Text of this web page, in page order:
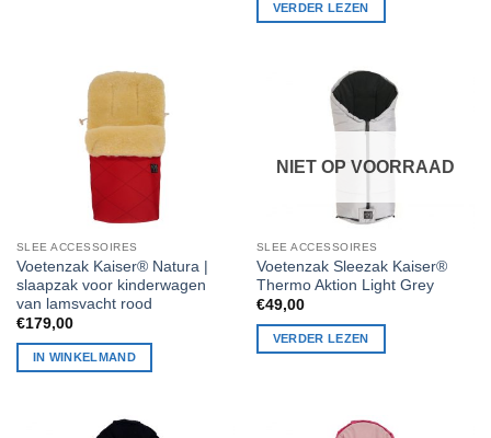
VERDER LEZEN
SLEE ACCESSOIRES
Voetenzak Kaiser® Natura |
slaapzak voor kinderwagen
van lamsvacht rood
€179,00
IN WINKELMAND
NIET OP VOORRAAD
SLEE ACCESSOIRES
Voetenzak Sleezak Kaiser®
Thermo Aktion Light Grey
€49,00
VERDER LEZEN